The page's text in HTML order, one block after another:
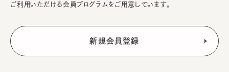
ご利用いただける会員プログラムをご用意しています。